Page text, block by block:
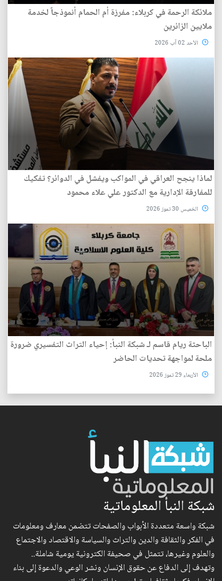
ملائكة الرحمة في كربلاء: مفرزة أم الحمام أنموذجاً لخدمة
ملايين الزائرين
الأحد 02 آب 2026
لماذا ينجح العراقي في المواكب ويفشل في الدوائر؟ تفكيك
للمفارقة الإدارية مع الدكتور علي علاء محمود
الخميس 30 تموز 2026
الباحثة ريام قاسم لـ شبكة النبأ: إحياء التراث التفسيري ضرورة
ملحة لمواجهة تحديات الحاضر
الأربعاء 29 تموز 2026
شبكة النبأ المعلوماتية
شبكة واسعة متعددة الأبواب والصفحات تتضمن معارف ومعلومات
في الفكر والثقافة والدين والتراث والسياسة والاقتصاد والاجتماع
والعلوم وغيرها، تتمثل في صحيفة الكترونية يومية شاملة..
وتهدف إلى الدفاع عن حقوق الإنسان ونشر الوعي والدعوة إلى بناء